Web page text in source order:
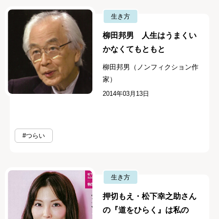
生き方
柳田邦男 人生はうまくい
かなくてもともと
柳田邦男（ノンフィクション作
家）
2014年03月13日
#つらい
生き方
押切もえ・松下幸之助さん
の『道をひらく』は私の